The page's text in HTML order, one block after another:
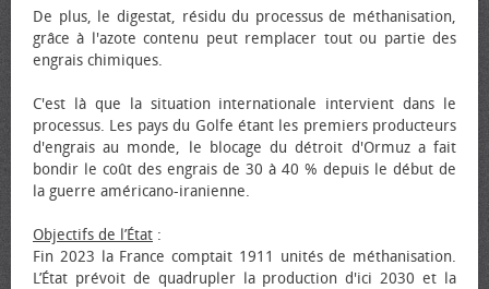
De plus, le digestat, résidu du processus de méthanisation,
grâce à l'azote contenu peut remplacer tout ou partie des
engrais chimiques.
C'est là que la situation internationale intervient dans le
processus. Les pays du Golfe étant les premiers producteurs
d'engrais au monde, le blocage du détroit d'Ormuz a fait
bondir le coût des engrais de 30 à 40 % depuis le début de
la guerre américano-iranienne.
Objectifs de l’État :
Fin 2023 la France comptait 1911 unités de méthanisation.
L’État prévoit de quadrupler la production d'ici 2030 et la